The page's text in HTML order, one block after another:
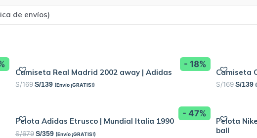
de envíos)
- 18%
Camiseta Real Madrid 2002 away | Adidas
S/169 S/139 (Envío ¡GRATIS!)
Camiseta
S/169 S/139
- 47%
Pelota Adidas Etrusco | Mundial Italia 1990
S/679 S/359 (Envío ¡GRATIS!)
Pelota
ball